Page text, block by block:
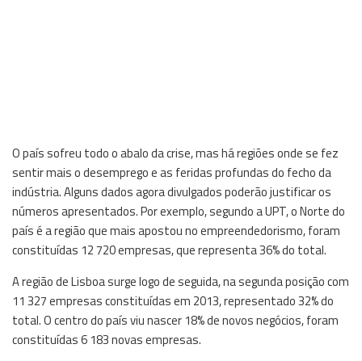
O país sofreu todo o abalo da crise, mas há regiões onde se fez
sentir mais o desemprego e as feridas profundas do fecho da
indústria. Alguns dados agora divulgados poderão justificar os
números apresentados. Por exemplo, segundo a UPT, o Norte do
país é a região que mais apostou no empreendedorismo, foram
constituídas 12 720 empresas, que representa 36% do total.
A região de Lisboa surge logo de seguida, na segunda posição com
11 327 empresas constituídas em 2013, representado 32% do
total. O centro do país viu nascer 18% de novos negócios, foram
constituídas 6 183 novas empresas.